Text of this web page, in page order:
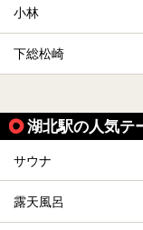
小林
下総松崎
湖北駅の人気テ
サウナ
露天風呂